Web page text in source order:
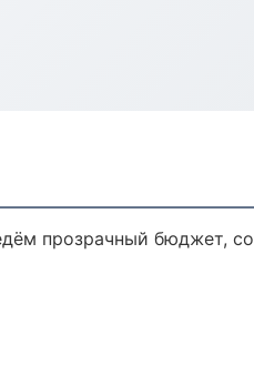
прозрачный бюджет,